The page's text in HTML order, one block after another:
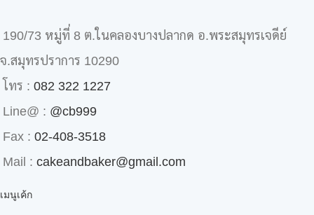
190/73 หมู่ที่ 8 ต.ในคลองบางปลากด อ.พระสมุทรเจดีย์
จ.สมุทรปราการ 10290
โทร : 082 322 1227
Line@ : @cb999
Fax : 02-408-3518
Mail : cakeandbaker@gmail.com
เมนูเค้ก